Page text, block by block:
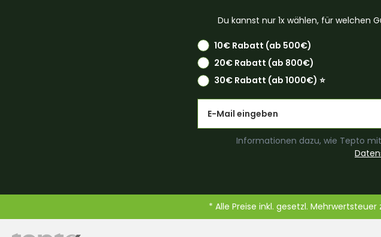
Du kannst nur 1x wählen, für welchen
10€ Rabatt (ab 500€)
20€ Rabatt (ab 800€)
30€ Rabatt (ab 1000€) ⭐️
Informationen dazu, wie Tepto
* Alle Preise inkl. gesetzl. Mehrwertsteuer